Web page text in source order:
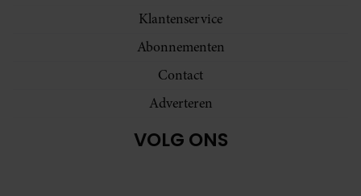
Klantenservice
Abonnementen
Contact
Adverteren
VOLG ONS